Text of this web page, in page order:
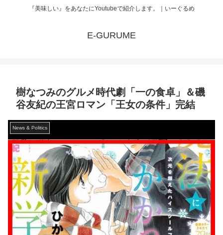
『美味しい』をあなたにYoutubeで紹介します。｜いーぐるめ
E-GURUME
樹なつみのグルメ時代劇「一の食卓」＆磯
谷友紀の王宮ロマン「王女の条件」完結
News & Politics